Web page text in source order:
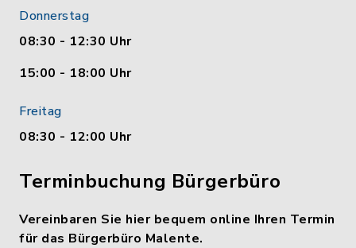
Donnerstag
08:30 - 12:30 Uhr
15:00 - 18:00 Uhr
Freitag
08:30 - 12:00 Uhr
Terminbuchung Bürgerbüro
Vereinbaren Sie hier bequem online Ihren Termin
für das Bürgerbüro Malente.